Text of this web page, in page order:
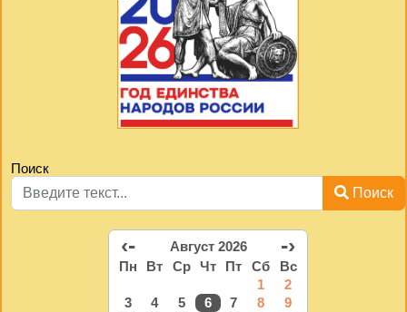
Поиск
Поиск
‹- Август 2026 -›
Пн Вт Ср Чт Пт Сб
Вс
1
2
3
4 5 6 7 8
9